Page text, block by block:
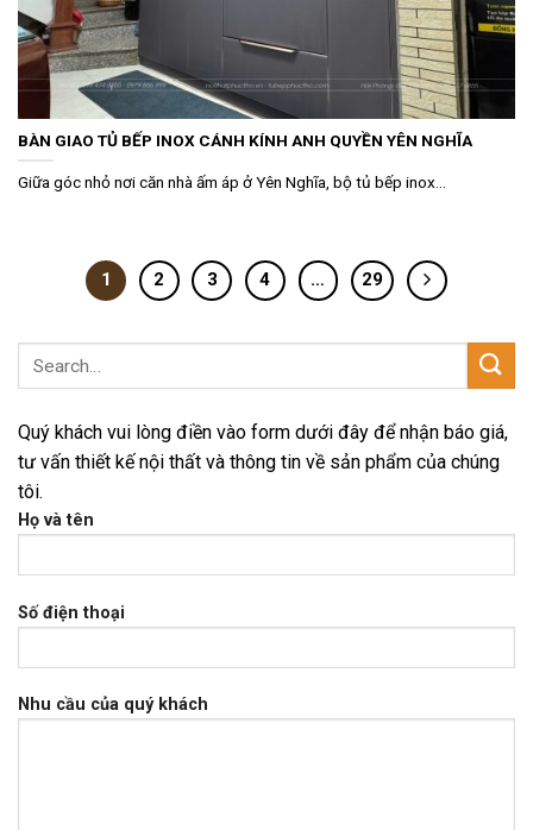
BÀN GIAO TỦ BẾP INOX CÁNH KÍNH ANH QUYỀN YÊN NGHĨA
Giữa góc nhỏ nơi căn nhà ấm áp ở Yên Nghĩa, bộ tủ bếp inox...
1 2 3 4 … 29
Quý khách vui lòng điền vào form dưới đây để nhận báo giá,
tư vấn thiết kế nội thất và thông tin về sản phẩm của chúng
tôi.
Họ và tên
Số điện thoại
Nhu cầu của quý khách